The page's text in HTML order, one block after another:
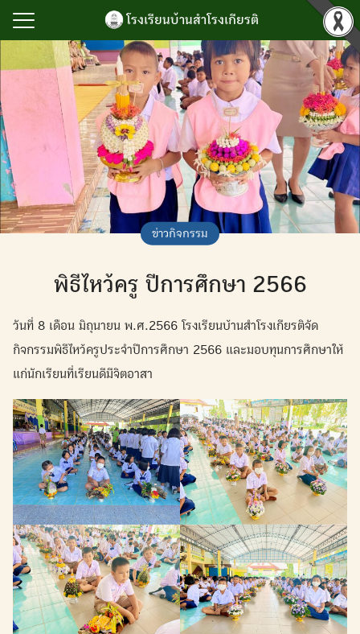
content
โรงเรียนบ้านสำโรงเกียรติ
งเกียรติ
กียรติยศ
กรรม
นับสนุนการบริหาร
Search
for:
ข่าวกิจกรรม
พิธีไหว้ครู ปีการศึกษา 2566
วันที่ 8 เดือน มิถุนายน พ.ศ.2566 โรงเรียนบ้านสำโรงเกียรติจัด
กิจกรรมพิธีไหว้ครูประจำปีการศึกษา 2566 และมอบทุนการศึกษาให้
แก่นักเรียนที่เรียนดีมีจิตอาสา